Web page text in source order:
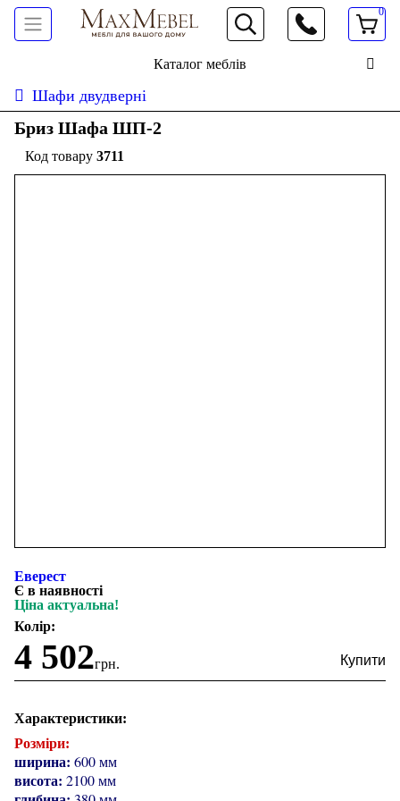
066 472 19 61
0
Каталог меблів
Шафи двудверні
Бриз Шафа ШП-2
3711
Еверест
Є в наявності
Ціна актуальна!
Колір:
4 502грн.
Характеристики:
Розміри:
ширина: 600 мм
висота: 2100 мм